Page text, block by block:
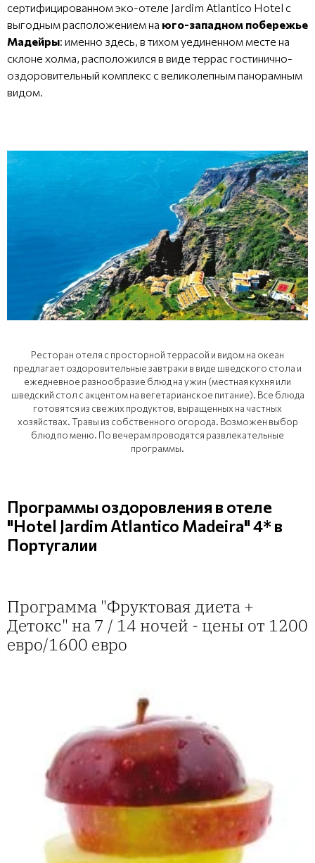
сертифицированном эко-отеле Jardim Atlantico Hotel с
выгодным расположением на юго-западном побережье
Мадейры: именно здесь, в тихом уединенном месте на
склоне холма, расположился в виде террас гостинично-
оздоровительный комплекс с великолепным панорамным
видом.
Ресторан отеля с просторной террасой и видом на океан
предлагает оздоровительные завтраки в виде шведского стола и
ежедневное разнообразие блюд на ужин (местная кухня или
шведский стол с акцентом на вегетарианское питание). Все блюда
готовятся из свежих продуктов, выращенных на частных
хозяйствах. Травы из собственного огорода. Возможен выбор
блюд по меню. По вечерам проводятся развлекательные
программы.
Программы оздоровления в отеле
"Hotel Jardim Atlantico Madeira" 4* в
Португалии
Программа "Фруктовая диета +
Детокс" на 7 / 14 ночей - цены от 1200
евро/1600 евро